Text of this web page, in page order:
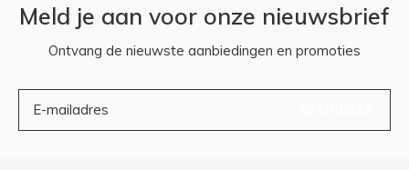
Meld je aan voor onze nieuwsbrief
Ontvang de nieuwste aanbiedingen en promoties